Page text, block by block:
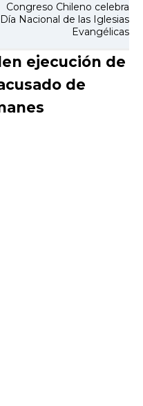
Congreso Chileno celebra
Día Nacional de las Iglesias
Evangélicas
ejecución de
de